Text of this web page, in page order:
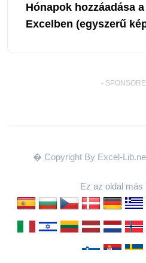
Hónapok hozzáadása
Excelben (egyszerű
-
� Copyright By Excel-
Ez az oldal más